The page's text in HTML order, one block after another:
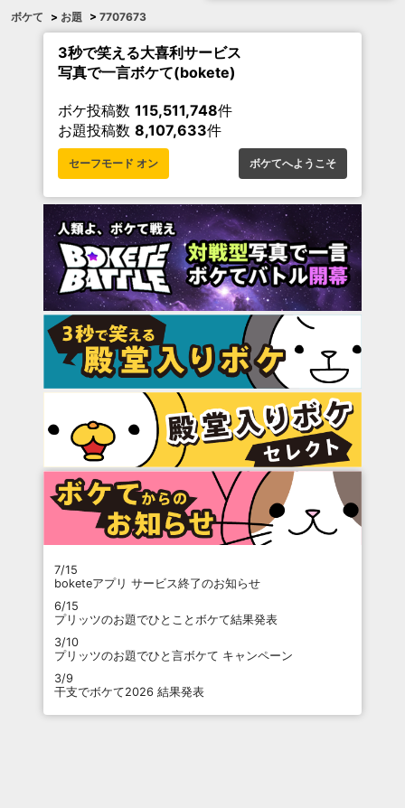
ボケて > お題 > 7707673
3秒で笑える大喜利サービス
写真で一言ボケて(bokete)
ボケ投稿数 115,511,748件
お題投稿数 8,107,633件
セーフモード オン ボケてへようこそ
7/15
boketeアプリ サービス終了のお知らせ
6/15
プリッツのお題でひとことボケて結果発表
3/10
プリッツのお題でひと言ボケて キャンペーン
3/9
干支でボケて2026 結果発表